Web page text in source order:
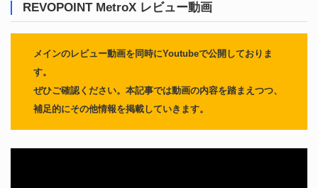
REVOPOINT MetroX レビュー動画
メインのレビュー動画を同時にYoutubeで公開しておりま
す。
ぜひご確認ください。本記事では動画の内容を踏まえつつ、
補足的にその他情報を掲載していきます。